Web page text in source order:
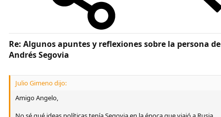
Re: Algunos apuntes y reflexiones sobre la persona de
Andrés Segovia
Julio Gimeno dijo:
Amigo Angelo,